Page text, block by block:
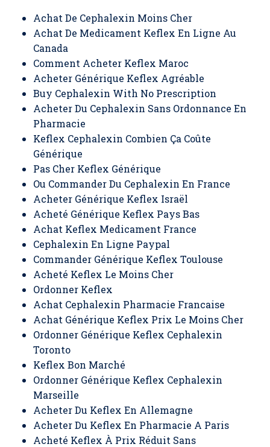
Achat De Cephalexin Moins Cher
Achat De Medicament Keflex En Ligne Au
Canada
Comment Acheter Keflex Maroc
Acheter Générique Keflex Agréable
Buy Cephalexin With No Prescription
Acheter Du Cephalexin Sans Ordonnance En
Pharmacie
Keflex Cephalexin Combien Ça Coûte
Générique
Pas Cher Keflex Générique
Ou Commander Du Cephalexin En France
Acheter Générique Keflex Israël
Acheté Générique Keflex Pays Bas
Achat Keflex Medicament France
Cephalexin En Ligne Paypal
Commander Générique Keflex Toulouse
Acheté Keflex Le Moins Cher
Ordonner Keflex
Achat Cephalexin Pharmacie Francaise
Achat Générique Keflex Prix Le Moins Cher
Ordonner Générique Keflex Cephalexin
Toronto
Keflex Bon Marché
Ordonner Générique Keflex Cephalexin
Marseille
Acheter Du Keflex En Allemagne
Acheter Du Keflex En Pharmacie A Paris
Acheté Keflex À Prix Réduit Sans